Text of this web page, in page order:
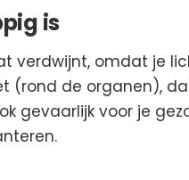
is
verdwijnt, omdat je
(rond de organen),
gevaarlijk voor je